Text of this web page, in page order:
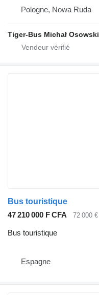
Pologne, Nowa Ruda
Tiger-Bus Michał Osowski
Bus touristique
47 210 000 F CFA
72 000 €
Bus touristique
Espagne